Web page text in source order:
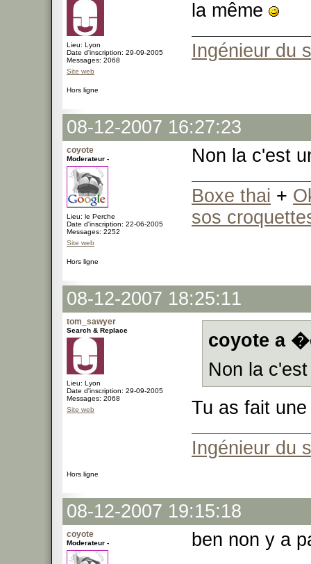
Lieu: Lyon
Date d'inscription: 29-09-2005
Messages: 2068
Site web
la même
Ingénieur du
Hors ligne
08-12-2007 16:27:23
coyote
Moderateur -
Lieu: le Perche
Date d'inscription: 22-06-2005
Messages: 2252
Site web
Non la c'est
Boxe thai +
sos
Hors ligne
08-12-2007 18:25:11
tom_sawyer
Search & Replace
Lieu: Lyon
Date d'inscription: 29-09-2005
Messages: 2068
Site web
coyote a
Non la
Tu as fait
Ingénieur du
Hors ligne
08-12-2007 19:15:18
coyote
Moderateur -
ben non y a